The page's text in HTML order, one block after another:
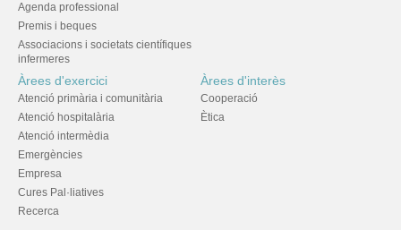
Agenda professional
Premis i beques
Associacions i societats científiques
infermeres
Àrees d'exercici
Atenció primària i comunitària
Atenció hospitalària
Atenció intermèdia
Emergències
Empresa
Cures Pal·liatives
Recerca
Àrees d'interès
Cooperació
Ètica